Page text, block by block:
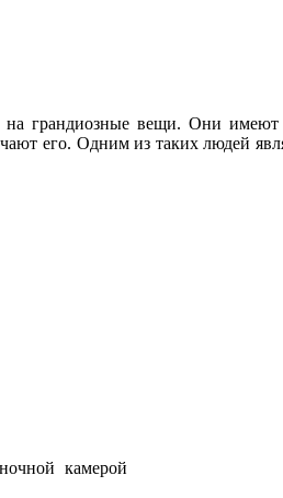
грандиозные вещи. Они имеют
его. Одним из таких людей
камерой